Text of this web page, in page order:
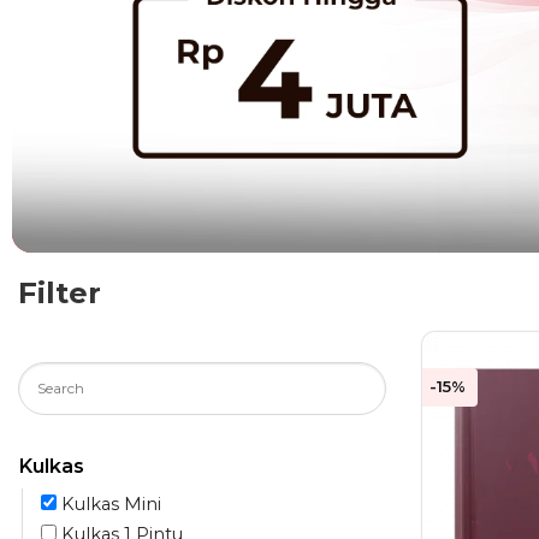
Filter
Kulkas
Kulkas Mini
Kulkas 1 Pintu
-15%